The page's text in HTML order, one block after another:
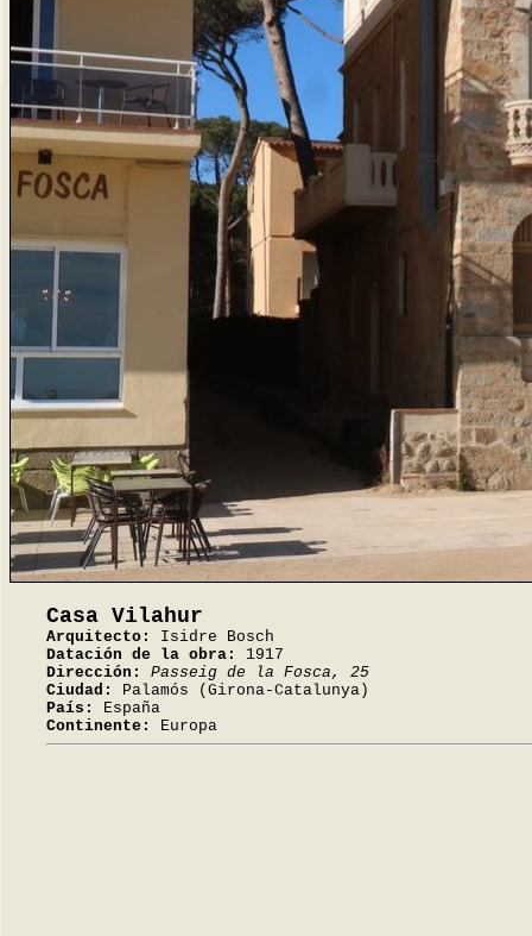
Casa Vilahur
Arquitecto:
Isidre Bosch
Datación de la obra:
1917
Dirección:
Passeig de la Fosca, 25
Ciudad:
Palamós (Girona-Catalunya)
País:
España
Continente:
Europa